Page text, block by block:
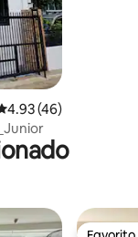
promedio:
4.93 (46)